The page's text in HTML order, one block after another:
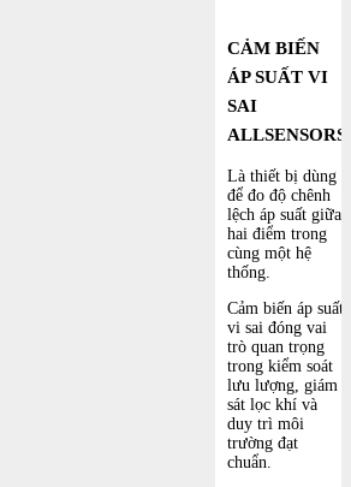
CẢM BIẾN
ÁP SUẤT VI
SAI
ALLSENSORS
Là thiết bị dùng
để đo độ chênh
lệch áp suất giữa
hai điểm trong
cùng một hệ
thống.
Cảm biến áp suất
vi sai đóng vai
trò quan trọng
trong kiểm soát
lưu lượng, giám
sát lọc khí và
duy trì môi
trường đạt
chuẩn.